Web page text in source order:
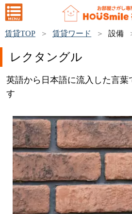
賃貸TOP 賃貸ワード 設備
レクタングル
英語から日本語に流入した言葉
す